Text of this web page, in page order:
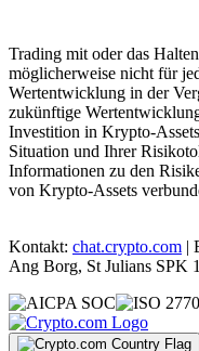
Trading mit oder das
möglicherweise nicht für
Wertentwicklung in der
zukünftige
Investition in Krypto-
Situation und Ihrer
Informationen zu den
von Krypto-Assets
Kontakt: chat.crypto.com |
Ang Borg, St Julians SPK